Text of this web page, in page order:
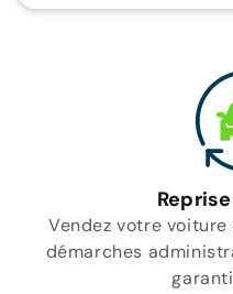
Vendez votre
démarches